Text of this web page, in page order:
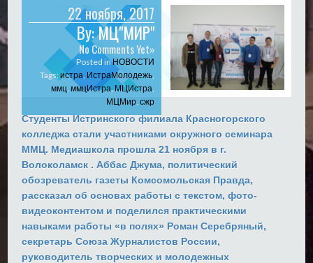
22 ноября, 2017
By:МЦ"МИР"
No Comments Yet»
Posted inНОВОСТИ
Tags:истра ИстраМолодежь
ммц ,ммцИстра,МЦИстра
МЦМир ,сжр
Студенты Истринского филиала Красногорского
колледжа стали участниками окружного семинара
ММЦ. Медиашкола прошла 21 ноября в г.
Волоколамск . Аббас Джума, политический
обозреватель газеты Комсомольская Правда,
рассказал об основах работы с текстом, фото-
видеоконтентом и поделился практическими
навыками работы «в полях» Роман Серебряный,
секретарь Союза Журналистов России,
руководитель творческих и молодежных